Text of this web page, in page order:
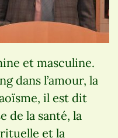
et masculine.
dans l’amour, la
il est dit
de la santé, la
et la